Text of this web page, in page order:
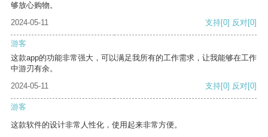
够放心购物。
2024-05-11
支持[0] 反对[0]
游客
这款app的功能非常强大，可以满足我所有的工作需求，让我能够在工作
中游刃有余。
2024-05-11
支持[0] 反对[0]
游客
这款软件的设计非常人性化，使用起来非常方便。